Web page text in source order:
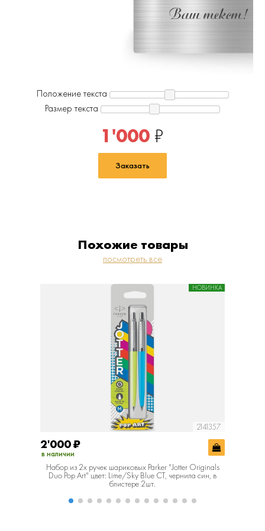
Форзац и нахзац — карты России и Европы.Ваш текст!
Положение текста
Размер текста
1'000 ₽
Заказать
Похожие товары
посмотреть все
2141357
НОВИНКА
2'000₽
в наличии
Набор из 2х ручек шариковых Parker "Jotter Originals
Duo Pop Art" цвет: Lime/Sky Blue CT, чернила син, в
блистере 2шт.